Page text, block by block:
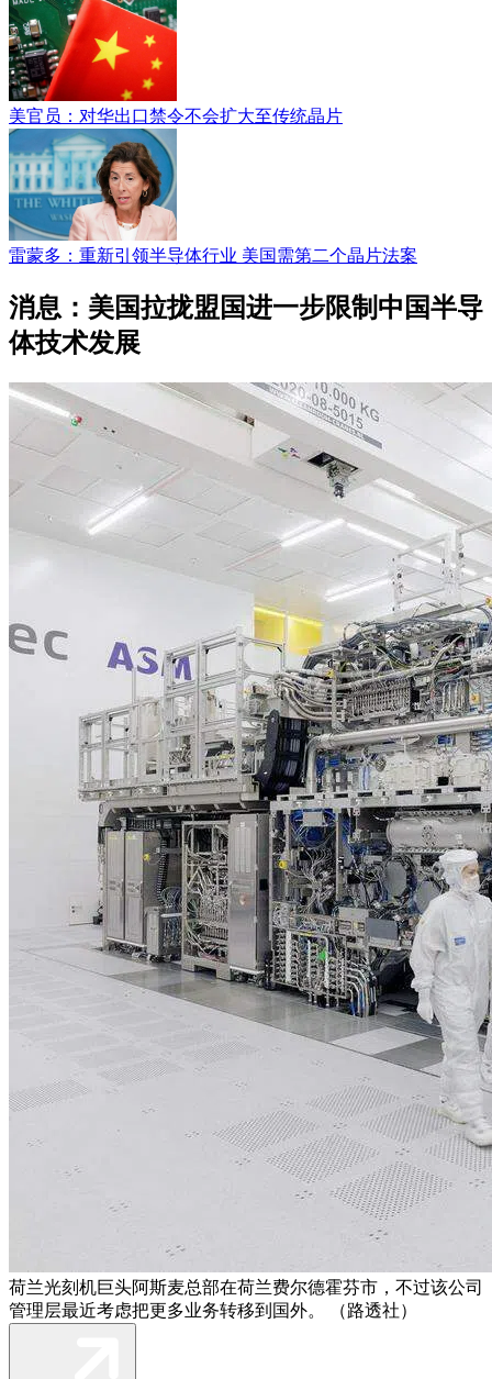
美官员：对华出口禁令不会扩大至传统晶片
雷蒙多：重新引领半导体行业 美国需第二个晶片法案
消息：美国拉拢盟国进一步限制中国半导
体技术发展
荷兰光刻机巨头阿斯麦总部在荷兰费尔德霍芬市，不过该公司
管理层最近考虑把更多业务转移到国外。 （路透社）